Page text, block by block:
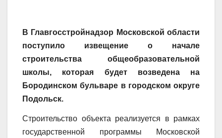
В Главгосстройнадзор Московской области
поступило извещение о начале
строительства общеобразовательной
школы, которая будет возведена на
Бородинском бульваре в городском округе
Подольск.
Строительство объекта реализуется в рамках
государственной программы Московской